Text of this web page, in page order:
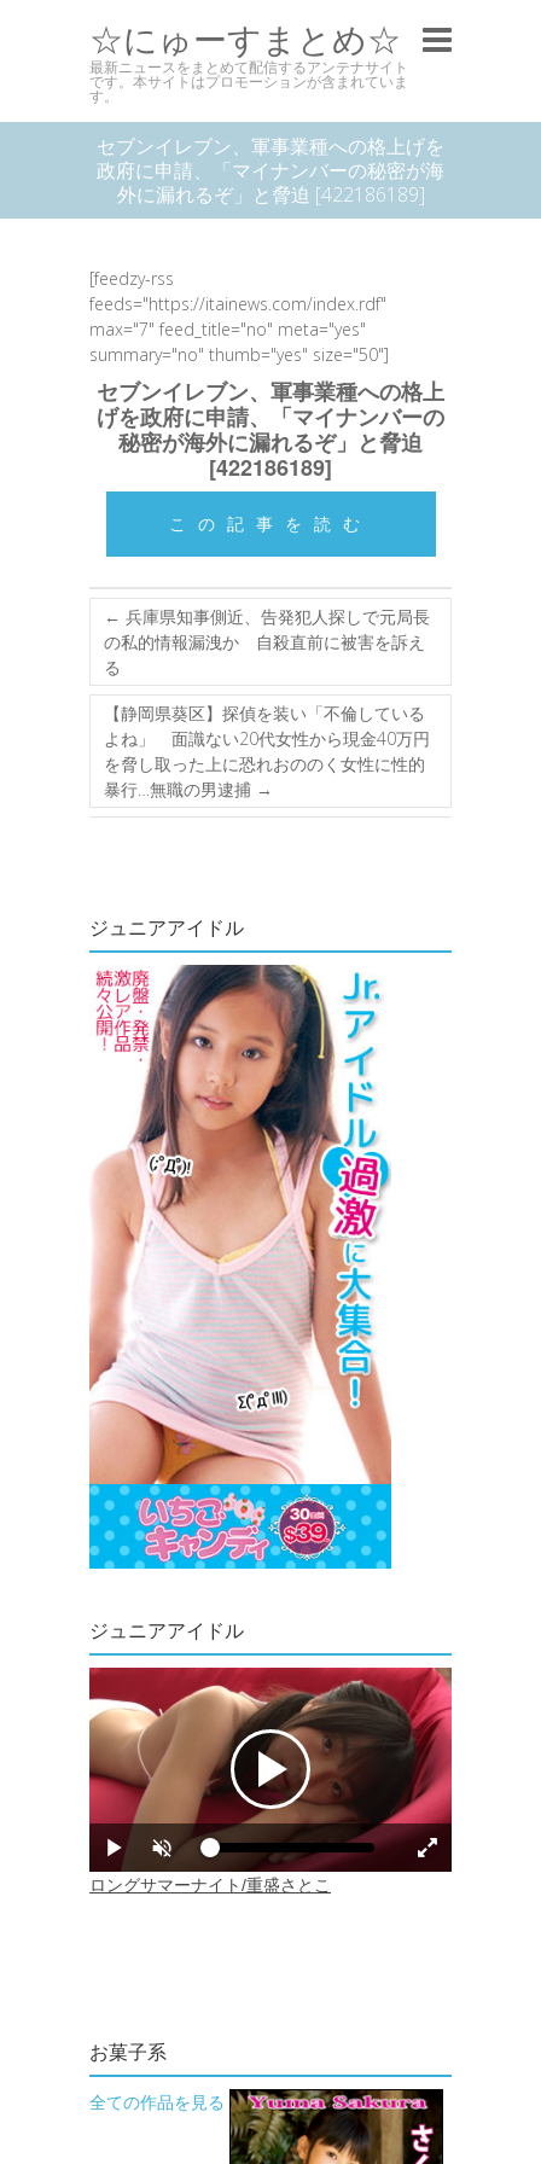
☆にゅーすまとめ☆
最新ニュースをまとめて配信するアンテナサイト
です。本サイトはプロモーションが含まれていま
す。
セブンイレブン、軍事業種への格上げを
政府に申請、「マイナンバーの秘密が海
外に漏れるぞ」と脅迫 [422186189]
[feedzy-rss
feeds="https://itainews.com/index.rdf"
max="7" feed_title="no" meta="yes"
summary="no" thumb="yes" size="50"]
セブンイレブン、軍事業種への格上
げを政府に申請、「マイナンバーの
秘密が海外に漏れるぞ」と脅迫
[422186189]
この記事を読む
← 兵庫県知事側近、告発犯人探しで元局長
の私的情報漏洩か 自殺直前に被害を訴え
る
【静岡県葵区】探偵を装い「不倫している
よね」 面識ない20代女性から現金40万円
を脅し取った上に恐れおののく女性に性的
暴行…無職の男逮捕 →
ジュニアアイドル
ジュニアアイドル
お菓子系
全ての作品を見る